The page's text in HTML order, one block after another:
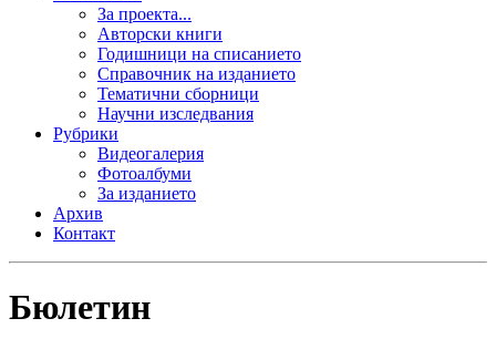
За проекта...
Авторски книги
Годишници на списанието
Справочник на изданието
Тематични сборници
Научни изследвания
Рубрики
Видеогалерия
Фотоалбуми
За изданието
Архив
Контакт
Бюлетин